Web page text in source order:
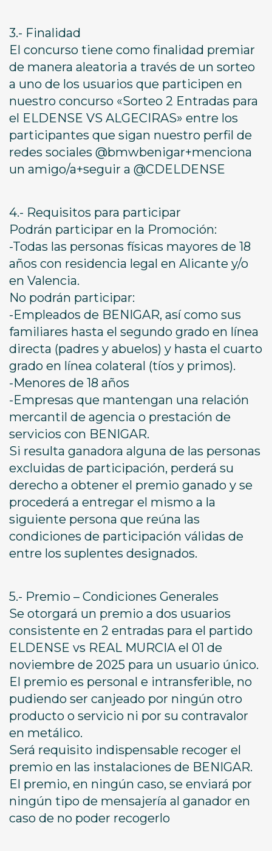
3.- Finalidad
El concurso tiene como finalidad premiar
de manera aleatoria a través de un sorteo
a uno de los usuarios que participen en
nuestro concurso «Sorteo 2 Entradas para
el ELDENSE VS ALGECIRAS» entre los
participantes que sigan nuestro perfil de
redes sociales @bmwbenigar+menciona
un amigo/a+seguir a @CDELDENSE
4.- Requisitos para participar
Podrán participar en la Promoción:
-Todas las personas físicas mayores de 18
años con residencia legal en Alicante y/o
en Valencia.
No podrán participar:
-Empleados de BENIGAR, así como sus
familiares hasta el segundo grado en línea
directa (padres y abuelos) y hasta el cuarto
grado en línea colateral (tíos y primos).
-Menores de 18 años
-Empresas que mantengan una relación
mercantil de agencia o prestación de
servicios con BENIGAR.
Si resulta ganadora alguna de las personas
excluidas de participación, perderá su
derecho a obtener el premio ganado y se
procederá a entregar el mismo a la
siguiente persona que reúna las
condiciones de participación válidas de
entre los suplentes designados.
5.- Premio – Condiciones Generales
Se otorgará un premio a dos usuarios
consistente en 2 entradas para el partido
ELDENSE vs REAL MURCIA el 01 de
noviembre de 2025 para un usuario único.
El premio es personal e intransferible, no
pudiendo ser canjeado por ningún otro
producto o servicio ni por su contravalor
en metálico.
Será requisito indispensable recoger el
premio en las instalaciones de BENIGAR.
El premio, en ningún caso, se enviará por
ningún tipo de mensajería al ganador en
caso de no poder recogerlo